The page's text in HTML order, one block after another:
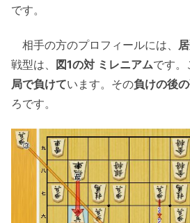
です。
相手の方のプロフィールには、
戦型は、
図1の対 ミレニアムです。
局で負けています。その負けの後
ろです。